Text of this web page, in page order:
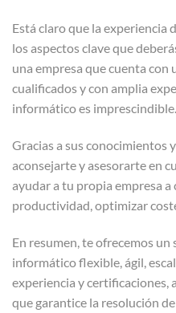
Está claro que la experiencia
los aspectos clave que
una empresa que cuenta
cualificados y con amplia
informático es imprescindible.
Gracias a sus conocimientos
aconsejarte y asesorarte en
ayudar a tu propia empresa a
productividad, optimizar
En resumen, te ofrecemos
informático flexible, ágil,
experiencia y certificaciones,
que garantice la resolución